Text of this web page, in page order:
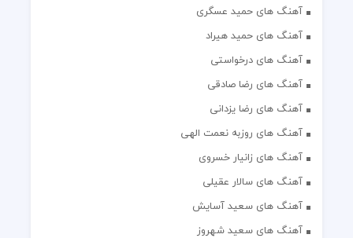
آهنگ های حمید عسگری
آهنگ های حمید هیراد
آهنگ های درخواستی
آهنگ های رضا صادقی
آهنگ های رضا یزدانی
آهنگ های روزبه نعمت الهی
آهنگ های زانیار خسروی
آهنگ های سالار عقیلی
آهنگ های سعید آسایش
آهنگ های سعید شهروز